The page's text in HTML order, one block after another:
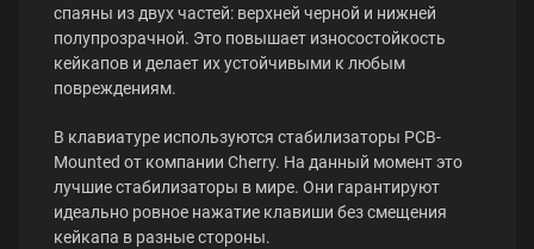
спаяны из двух частей: верхней черной и нижней
полупрозрачной. Это повышает износостойкость
кейкапов и делает их устойчивыми к любым
повреждениям.
В клавиатуре используются стабилизаторы PCB-
Mounted от компании Cherry. На данный момент это
лучшие стабилизаторы в мире. Они гарантируют
идеально ровное нажатие клавиши без смещения
кейкапа в разные стороны.